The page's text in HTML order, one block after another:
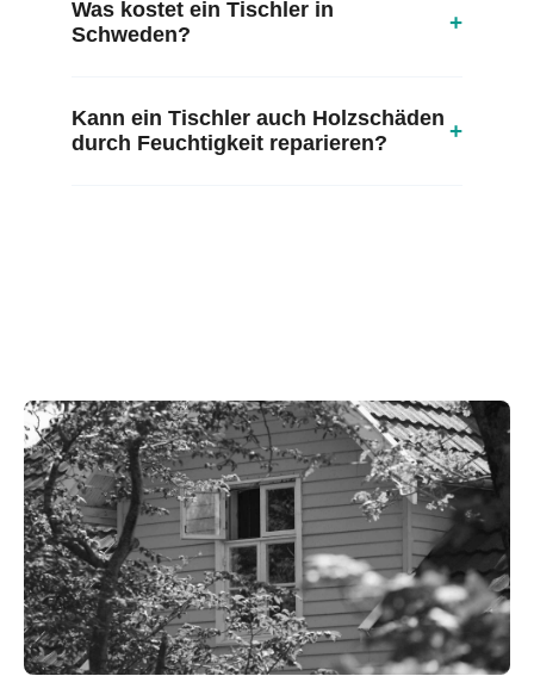
Was kostet ein Tischler in
Schweden?
+
Kann ein Tischler auch Holzschäden
durch Feuchtigkeit reparieren?
+